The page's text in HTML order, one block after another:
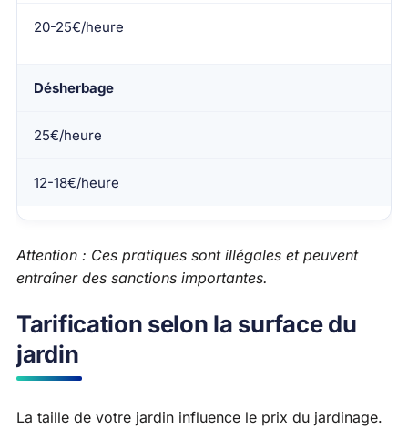
20-25€/heure
Désherbage
25€/heure
12-18€/heure
Attention : Ces pratiques sont illégales et peuvent
entraîner des sanctions importantes.
Tarification selon la surface du
jardin
La taille de votre jardin influence le prix du jardinage.